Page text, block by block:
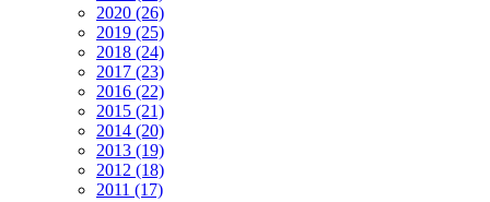
2020 (26)
2019 (25)
2018 (24)
2017 (23)
2016 (22)
2015 (21)
2014 (20)
2013 (19)
2012 (18)
2011 (17)